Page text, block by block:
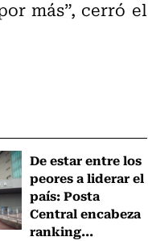
más”, cerró el
De estar entre los
peores a liderar el
país: Posta
Central encabeza
ranking...